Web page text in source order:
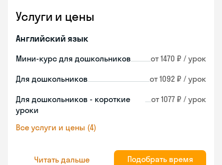
Услуги и цены
Английский язык
Мини-курс для дошкольников от 1470 ₽ / урок
Для дошкольников от 1092 ₽ / урок
Для дошкольников - короткие
уроки
от 1077 ₽ / урок
Все услуги и цены (4)
Читать дальше Подобрать время